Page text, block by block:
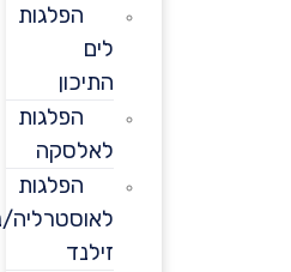
הפלגות
התיכון
הפלגות
לאלסקה
הפלגות
לאוסטרליה/ניו